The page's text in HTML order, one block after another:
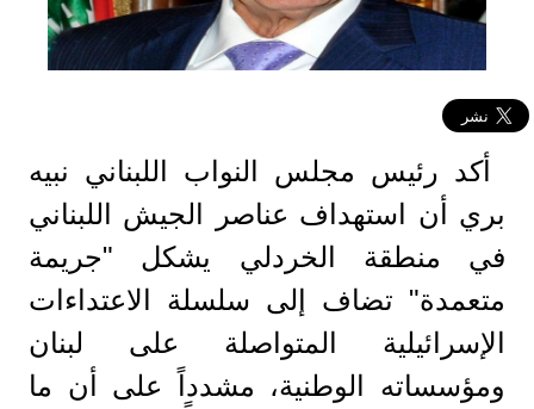
أكد رئيس مجلس النواب اللبناني نبيه
بري أن استهداف عناصر الجيش اللبناني
في منطقة الخردلي يشكل "جريمة
متعمدة" تضاف إلى سلسلة الاعتداءات
الإسرائيلية المتواصلة على لبنان
ومؤسساته الوطنية، مشدداً على أن ما